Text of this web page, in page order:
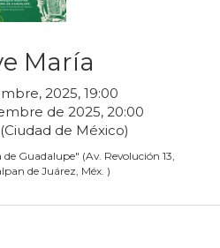
María
, 2025, 19:00
de 2025, 20:00
de México)
de Guadalupe" (Av. Revolución 13,
de Juárez, Méx. )